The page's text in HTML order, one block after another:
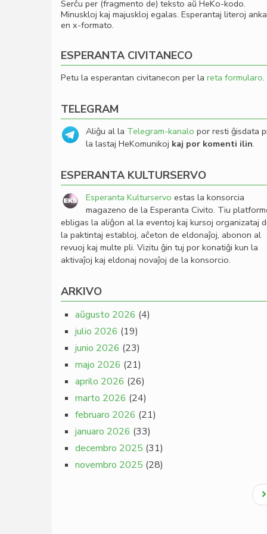
Serĉu per (fragmento de) teksto aŭ HeKo-kodo.
Minuskloj kaj majuskloj egalas. Esperantaj literoj
en x-formato.
ESPERANTA CIVITANECO
Petu la esperantan civitanecon per la reta formularo.
TELEGRAM
Aliĝu al la Telegram-kanalo por resti ĝisdata
la lastaj HeKomunikoj kaj por komenti ilin.
ESPERANTA KULTURSERVO
Esperanta Kulturservo estas la konsorcia
magazeno de la Esperanta Civito. Tiu
ebligas la aliĝon al la eventoj kaj kursoj organizataj
la paktintaj establoj, aĉeton de eldonaĵoj, abonon al
revuoj kaj multe pli. Vizitu ĝin tuj por konatiĝi kun la
aktivaĵoj kaj eldonaj novaĵoj de la konsorcio.
ARKIVO
aŭgusto 2026 (4)
julio 2026 (19)
junio 2026 (23)
majo 2026 (21)
aprilo 2026 (26)
marto 2026 (24)
februaro 2026 (21)
januaro 2026 (33)
decembro 2025 (31)
novembro 2025 (28)